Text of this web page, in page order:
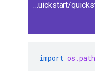
classroom/quickstart/quickstart.py
import os.path